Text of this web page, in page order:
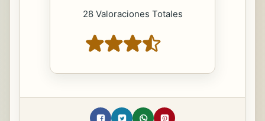
28 Valoraciones Totales